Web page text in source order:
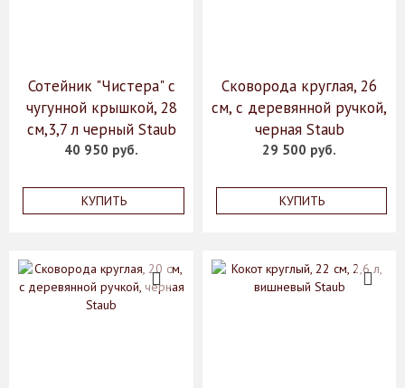
Сотейник "Чистера" с
чугунной крышкой, 28
см,3,7 л черный Staub
40 950 руб.
КУПИТЬ
Сковорода круглая, 26
см, с деревянной ручкой,
черная Staub
29 500 руб.
КУПИТЬ